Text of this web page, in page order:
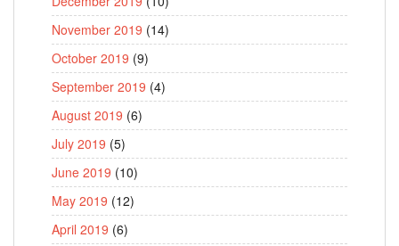
November 2019 (14)
October 2019 (9)
September 2019 (4)
August 2019 (6)
July 2019 (5)
June 2019 (10)
May 2019 (12)
April 2019 (6)